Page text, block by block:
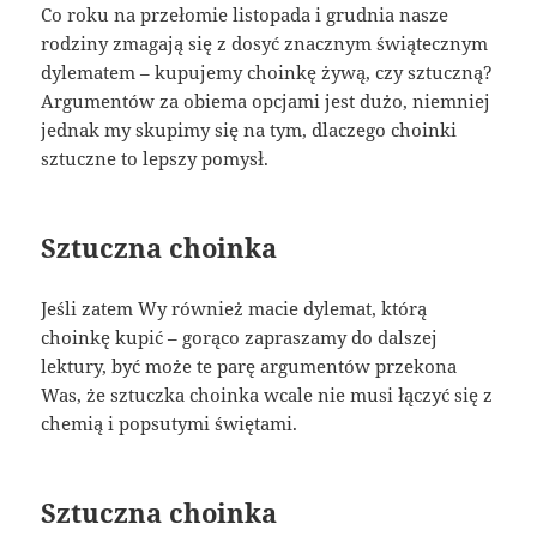
Co roku na przełomie listopada i grudnia nasze
rodziny zmagają się z dosyć znacznym świątecznym
dylematem – kupujemy choinkę żywą, czy sztuczną?
Argumentów za obiema opcjami jest dużo, niemniej
jednak my skupimy się na tym, dlaczego choinki
sztuczne to lepszy pomysł.
Sztuczna choinka
Jeśli zatem Wy również macie dylemat, którą
choinkę kupić – gorąco zapraszamy do dalszej
lektury, być może te parę argumentów przekona
Was, że sztuczka choinka wcale nie musi łączyć się z
chemią i popsutymi świętami.
Sztuczna choinka